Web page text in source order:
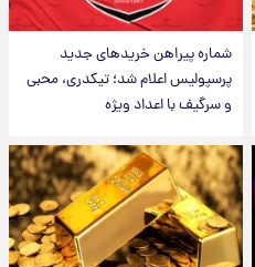
شماره پیراهن خریدهای جدید
پرسپولیس اعلام شد؛ تیکدری، محبی
و سرگیف با اعداد ویژه